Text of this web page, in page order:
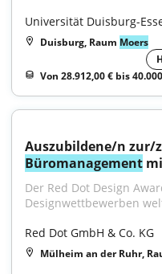
Universität Duisburg-
Duisburg, Raum Moers
Von 28.912,00 € bis
Büromanagement
Der Red Dot Design
Designwettbewerben
Red Dot GmbH & Co. KG
Mülheim an der Ruhr,